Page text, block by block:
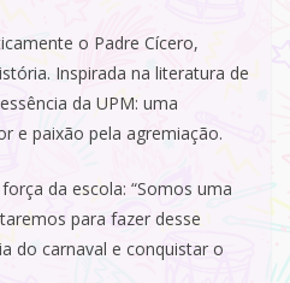
o Padre Cícero,
Inspirada na literatura de
da UPM: uma
e paixão pela agremiação.
da escola: “Somos uma
para fazer desse
do carnaval e conquistar o